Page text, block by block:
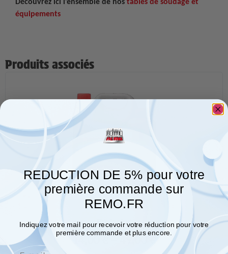
équipements
Produits associés
Protector
14,00€–49,00€
REDUCTION DE 5% pour votre
première commande sur
REMO.FR
Indiquez votre mail pour recevoir votre réduction pour votre
première commande et plus encore.
Email